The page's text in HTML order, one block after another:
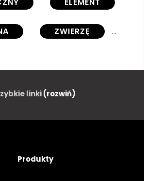
ZWIERZĘ
NAKLEJKI
SZTUKA
linki(rozwiń)
Produkty